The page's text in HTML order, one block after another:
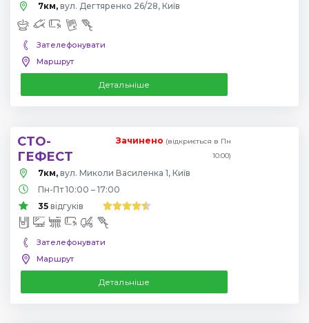
7км, вул. Дегтяренко 26/28, Київ
Зателефонувати
Маршрут
Детальніше
СТО-
ГЕФЕСТ
Зачинено (відкриється в Пн
10:00)
7км, вул. Миколи Василенка 1, Київ
Пн-Пт 10:00 – 17:00
35 відгуків
Зателефонувати
Маршрут
Детальніше